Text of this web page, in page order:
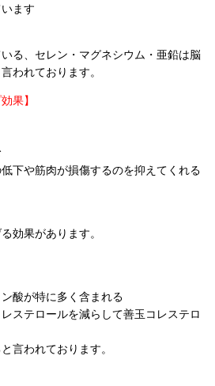
ます
る、セレン・マグネシウム・亜鉛は脳
われております。
果】
下や筋肉が損傷するのを抑えてくれる
効果があります。
酸が特に多く含まれる
ステロールを減らして善玉コレステロ
言われております。